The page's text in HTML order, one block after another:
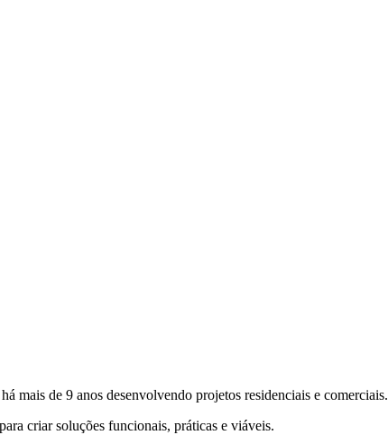
mais de 9 anos desenvolvendo projetos residenciais e comerciais.
criar soluções funcionais, práticas e viáveis.